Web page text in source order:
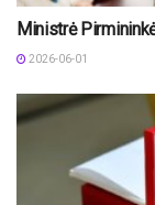
Ministrė
2026-06-01